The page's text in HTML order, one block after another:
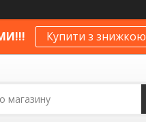
Купити з знижкою